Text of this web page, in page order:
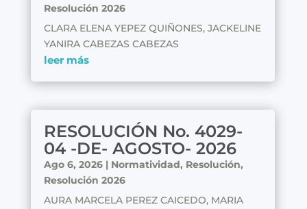
Resolución 2026
CLARA ELENA YEPEZ QUIÑONES, JACKELINE
YANIRA CABEZAS CABEZAS
leer más
RESOLUCIÓN No. 4029-
04 -DE- AGOSTO- 2026
Ago 6, 2026| Normatividad, Resolución,
Resolución 2026
AURA MARCELA PEREZ CAICEDO, MARIA